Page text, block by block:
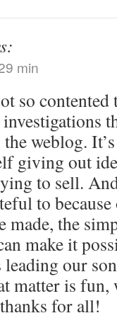
min
so contented
weblog.
giving out
to sell.
to
made, the
make it
leading our
matter is
for all!